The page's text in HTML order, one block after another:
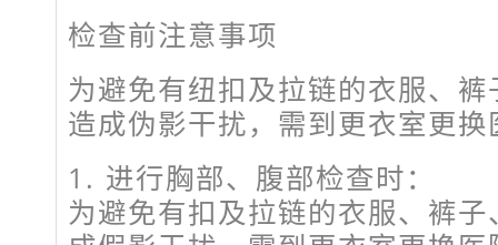
检查前注意事项
为避免有纽扣及拉链的衣服、
造成伪影干扰，需到更衣室更
1. 进行胸部、腹部检查时：
为避免有扣及拉链的衣服、裤